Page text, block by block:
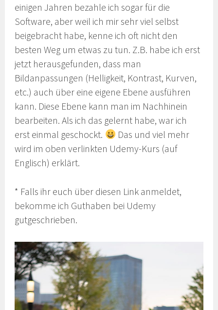
einigen Jahren bezahle ich sogar für die
Software, aber weil ich mir sehr viel selbst
beigebracht habe, kenne ich oft nicht den
besten Weg um etwas zu tun. Z.B. habe ich erst
jetzt herausgefunden, dass man
Bildanpassungen (Helligkeit, Kontrast, Kurven,
etc.) auch über eine eigene Ebene ausführen
kann. Diese Ebene kann man im Nachhinein
bearbeiten. Als ich das gelernt habe, war ich
erst einmal geschockt.
Das und viel mehr
wird im oben verlinkten Udemy-Kurs (auf
Englisch) erklärt.
* Falls ihr euch über diesen Link anmeldet,
bekomme ich Guthaben bei Udemy
gutgeschrieben.